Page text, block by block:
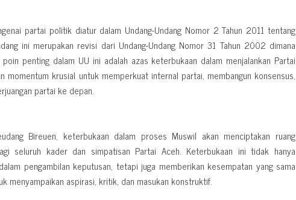
partai politik diatur dalam Undang-Undang Nomor 2 Tahun 2011 tentang
ini merupakan revisi dari Undang-Undang Nomor 31 Tahun 2002 dimana
penting dalam UU ini adalah azas keterbukaan dalam menjalankan Partai
momentum krusial untuk memperkuat internal partai, membangun konsensus,
partai ke depan.
Bireuen, keterbukaan dalam proses Muswil akan menciptakan ruang
seluruh kader dan simpatisan Partai Aceh. Keterbukaan ini tidak hanya
pengambilan keputusan, tetapi juga memberikan kesempatan yang sama
menyampaikan aspirasi, kritik, dan masukan konstruktif.